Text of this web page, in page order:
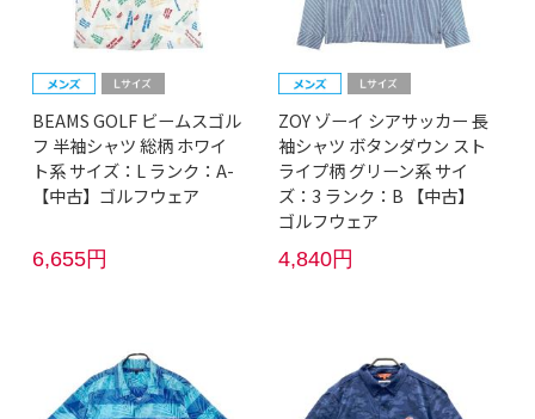
BEAMS GOLF ビームスゴル
フ 半袖シャツ 総柄 ホワイ
ト系 サイズ：L ランク：A-
【中古】ゴルフウェア
6,655円
ZOY ゾーイ シアサッカー 長
袖シャツ ボタンダウン スト
ライプ柄 グリーン系 サイ
ズ：3 ランク：B 【中古】
ゴルフウェア
4,840円